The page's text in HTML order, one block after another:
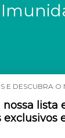
E DESCUBRA
nossa lista